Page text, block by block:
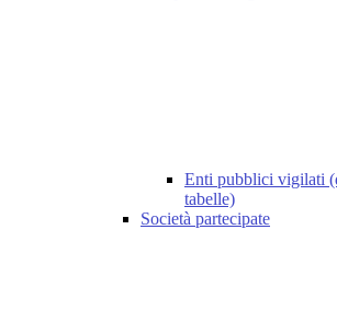
Enti pubblici vigilati
tabelle)
Società partecipate